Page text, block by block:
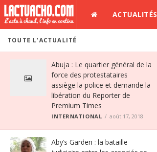
ACTUALITÉS
TOUTE L'ACTUALITÉ
Abuja : Le quartier général de la
force des protestataires
assiège la police et demande la
libération du Reporter de
Premium Times
INTERNATIONAL août 17, 2018
Aby’s Garden : la bataille